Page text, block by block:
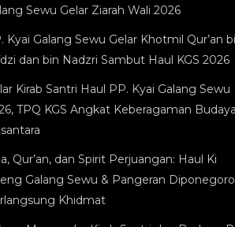
Sewu Gelar Ziarah Wali 2026
Kyai Galang Sewu Gelar Khotmil Qur’an
dan bin Nadzri Sambut Haul KGS 2026
Kirab Santri Haul PP. Kyai Galang Sewu
TPQ KGS Angkat Keberagaman Budaya
Qur’an, dan Spirit Perjuangan: Haul Ki
Galang Sewu & Pangeran Diponegoro
Khidmat